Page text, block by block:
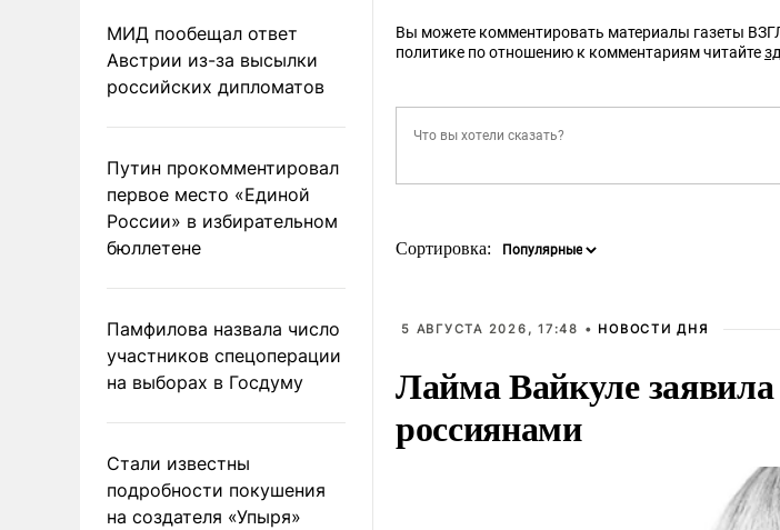
МИД пообещал ответ
Австрии из-за высылки
российских дипломатов
Путин прокомментировал
первое место «Единой
России» в избирательном
бюллетене
Памфилова назвала число
участников спецоперации
на выборах в Госдуму
Стали известны
подробности покушения
на создателя «Упыря»
Вы можете комментировать материалы газеты
политике по отношению к комментариям читайте
Сортировка:
5 АВГУСТА 2026, 17:48 • НОВОСТИ ДНЯ
Лайма Вайкуле заявила
россиянами